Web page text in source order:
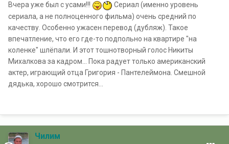
Вчера уже был с усами!!!
Сериал (именно уровень
сериала, а не полноценного фильма) очень средний по
качеству. Особенно ужасен перевод (дубляж). Такое
впечатление, что его где-то подпольно на квартире "на
коленке" шлёпали. И этот тошнотворный голос Никиты
Михалкова за кадром... Пока радует только американский
актер, играющий отца Григория - Пантелеймона. Смешной
дядька, хорошо смотрится...
Чилим